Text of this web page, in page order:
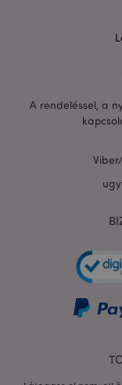
A rendeléssel, a
adatvédelmi